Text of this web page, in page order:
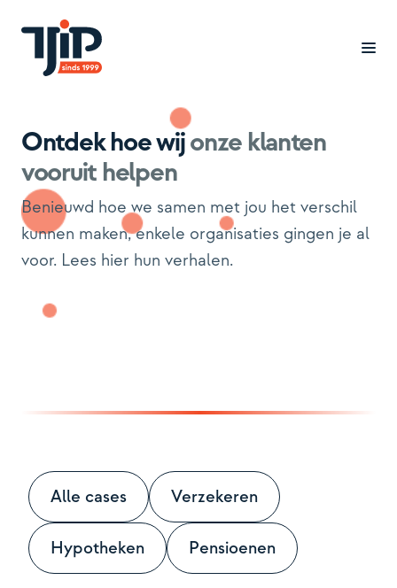
Branches
Cases
Oplossingen
Inzicht
Contact
Ontdek hoe wijonze klanten
vooruit helpen
Benieuwd hoe we samen met jou het verschil
kunnen maken, enkele organisaties gingen je al
voor. Lees hier hun verhalen.
Alle cases Verzekeren
Hypotheken Pensioenen